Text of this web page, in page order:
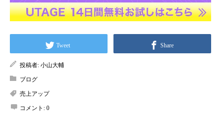
Tweet Share
投稿者: 小山大輔
ブログ
売上アップ
コメント: 0